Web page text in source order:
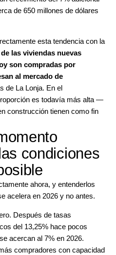
de 650 millones de dólares
esta tendencia con la
las viviendas nuevas
son compradas por
al mercado de
de La Lonja. En el
es todavía más alta —
construcción tienen como fin
condiciones
ahora, y entenderlos
acelera en 2026 y no antes.
Después de tasas
del 13,25% hace pocos
acercan al 7% en 2026.
compradores con capacidad